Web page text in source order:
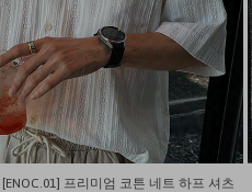
[ENOC.01] 프리미엄 코튼 네트 하프 셔츠